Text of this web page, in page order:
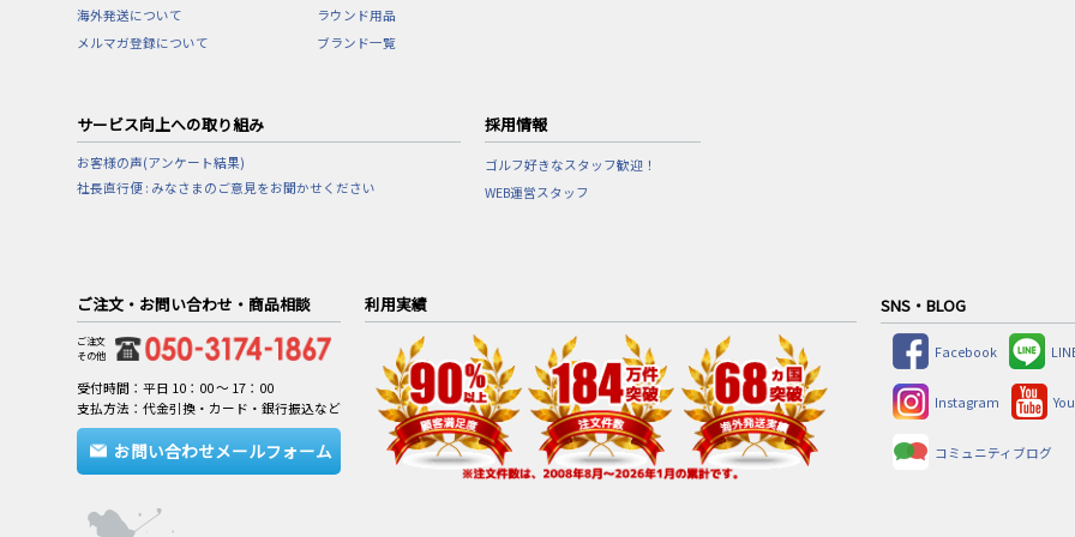
海外発送について
メルマガ登録について
ラウンド用品
ブランド一覧
サービス向上への取り組み
お客様の声(アンケート結果)
社長直行便 : みなさまのご意見をお聞かせください
採用情報
ゴルフ好きなスタッフ歓迎！
WEB運営スタッフ
ご注文・お問い合わせ・商品相談
ご注文
その他
受付時間：平日 10：00 ～ 17：00
支払方法：代金引換・カード・銀行振込など
お問い合わせメールフォーム
利用実績 SNS・BLOG
Facebook
Instagram
コミュニティブログ